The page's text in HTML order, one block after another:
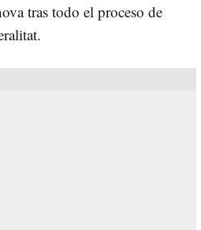
tras todo el proceso de